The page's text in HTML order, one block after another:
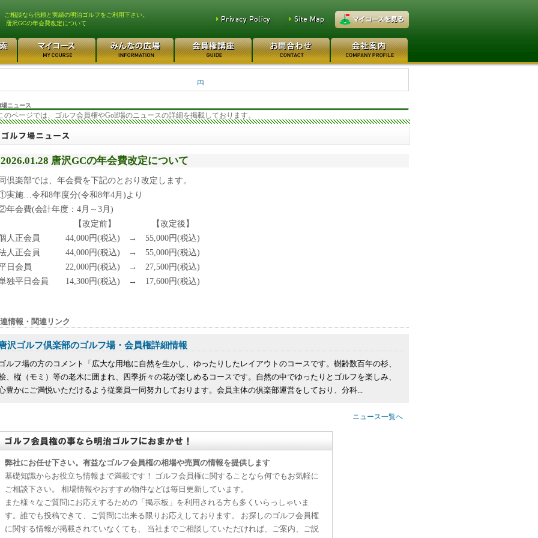
ご相談なら信頼と実績の明治ゴルフをご利用下さい。
唐沢GCの年会費改定について
平塚富士見カントリークラ... 700万円 都留カントリー倶楽部 55万円
レイクウッドゴルフクラブ
3400万円
日本カントリークラブ 170万円
円
ニュース
のページでは、ゴルフ会員権やGolf場のニュースの詳細を掲載しております。
2026.01.28 唐沢GCの年会費改定について
倶楽部では、年会費を下記のとおり改定します。
実施…令和8年度分(令和8年4月)より
年会費(会計年度：4月～3月)
改定前】 【改定後】
人正会員 44,000円(税込) → 55,000円(税込)
人正会員 44,000円(税込) → 55,000円(税込)
日会員 22,000円(税込) → 27,500円(税込)
独平日会員 14,300円(税込) → 17,600円(税込)
情報・関連リンク
沢ゴルフ倶楽部のゴルフ場・会員権詳細情報
ルフ場の方のコメント「広大な用地に自然を生かし、ゆったりしたレイアウトのコースです。樹齢数百年の杉、
、樅（モミ）等の老木に囲まれ、四季折々の花が楽しめるコースです。自然の中でゆったりとゴルフを楽しみ、
豊かにご満悦いただけるよう従業員一同努力しております。会員主体の倶楽部運営をしており、分科...
ニュース一覧へ
弊社にお任せ下さい。有益なゴルフ会員権の相場や売買の情報を提供します
基礎知識からお役立ち情報まで満載です！ ゴルフ会員権に関することなら何でもお気軽に
ご相談下さい。 相場情報やおすすめ物件などは毎日更新しています。
また様々なご質問にお応えするための「掲示板」を利用される方も多くいらっしゃいま
す。誰でも投稿できて、ご質問に出来る限りお応えしております。 お探しのゴルフ会員権
に関する情報が掲載されていなくても、 当社までご相談していただければ、ご案内、ご説